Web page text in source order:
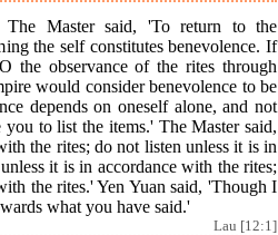
The Master said, 'To return to the
the self constitutes benevolence. If
the observance of the rites through
would consider benevolence to be
depends on oneself alone, and not
to list the items.' The Master said,
the rites; do not listen unless it is in
it is in accordance with the rites;
the rites.' Yen Yuan said, 'Though I
what you have said.'
Lau [12:1]